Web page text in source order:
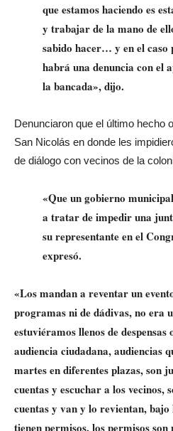
que estamos haciendo es
y trabajar de la mano de
sabido hacer… y en el
habrá una denuncia con el
la bancada», dijo.
Denunciaron que el último hecho
San Nicolás en donde les
de diálogo con vecinos de la
«Que un gobierno
a tratar de impedir una
su representante en el
expresó.
«Los mandan a reventar un
programas ni de dádivas, no era
estuviéramos llenos de despensas
audiencia ciudadana, audiencias
martes en diferentes plazas, son
cuentas y escuchar a los vecinos,
cuentas y van y lo revientan, bajo
tienen permisos, los permisos